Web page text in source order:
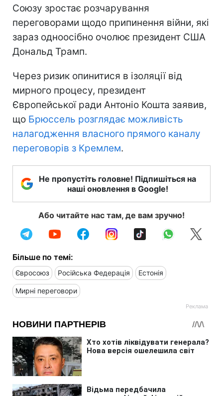
Союзу зростає розчарування
переговорами щодо припинення війни, які
зараз одноосібно очолює президент США
Дональд Трамп.
Через ризик опинитися в ізоляції від
мирного процесу, президент
Європейської ради Антоніо Кошта заявив,
що Брюссель розглядає можливість
налагодження власного прямого каналу
переговорів з Кремлем.
Не пропустіть головне! Підпишіться на
наші оновлення в Google!
Або читайте нас там, де вам зручно!
Більше по темі:
Євросоюз Російська Федерація Естонія
Мирні переговори